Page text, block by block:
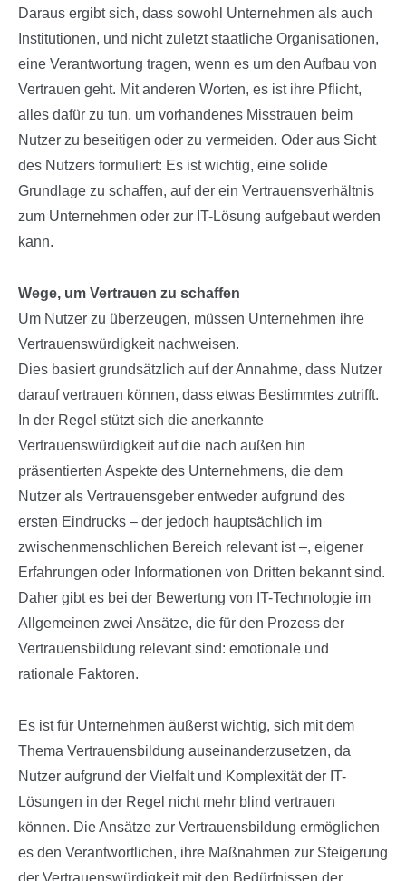
Daraus ergibt sich, dass sowohl Unternehmen als auch
Institutionen, und nicht zuletzt staatliche Organisationen,
eine Verantwortung tragen, wenn es um den Aufbau von
Vertrauen geht. Mit anderen Worten, es ist ihre Pflicht,
alles dafür zu tun, um vorhandenes Misstrauen beim
Nutzer zu beseitigen oder zu vermeiden. Oder aus Sicht
des Nutzers formuliert: Es ist wichtig, eine solide
Grundlage zu schaffen, auf der ein Vertrauensverhältnis
zum Unternehmen oder zur IT-Lösung aufgebaut werden
kann.
Wege, um Vertrauen zu schaffen
Um Nutzer zu überzeugen, müssen Unternehmen ihre
Vertrauenswürdigkeit nachweisen.
Dies basiert grundsätzlich auf der Annahme, dass Nutzer
darauf vertrauen können, dass etwas Bestimmtes zutrifft.
In der Regel stützt sich die anerkannte
Vertrauenswürdigkeit auf die nach außen hin
präsentierten Aspekte des Unternehmens, die dem
Nutzer als Vertrauensgeber entweder aufgrund des
ersten Eindrucks – der jedoch hauptsächlich im
zwischenmenschlichen Bereich relevant ist –, eigener
Erfahrungen oder Informationen von Dritten bekannt sind.
Daher gibt es bei der Bewertung von IT-Technologie im
Allgemeinen zwei Ansätze, die für den Prozess der
Vertrauensbildung relevant sind: emotionale und
rationale Faktoren.
Es ist für Unternehmen äußerst wichtig, sich mit dem
Thema Vertrauensbildung auseinanderzusetzen, da
Nutzer aufgrund der Vielfalt und Komplexität der IT-
Lösungen in der Regel nicht mehr blind vertrauen
können. Die Ansätze zur Vertrauensbildung ermöglichen
es den Verantwortlichen, ihre Maßnahmen zur Steigerung
der Vertrauenswürdigkeit mit den Bedürfnissen der